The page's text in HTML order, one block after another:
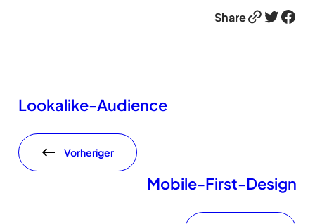
ShareLink Twitter Facebook
Lookalike-Audience
Vorheriger
Mobile-First-Design